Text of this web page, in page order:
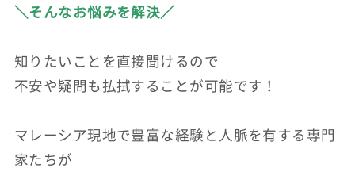
＼そんなお悩みを解決／
知りたいことを直接聞けるので
不安や疑問も払拭することが可能です！
マレーシア現地で豊富な経験と人脈を有する専門
家たちが